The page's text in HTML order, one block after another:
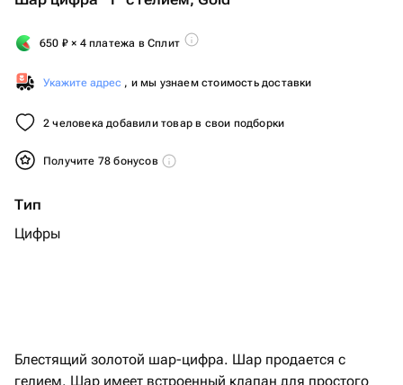
650 ₽ × 4 платежа в Сплит
Укажите адрес , и мы узнаем стоимость доставки
2 человека добавили товар в свои подборки
Получите 78 бонусов
Тип
Цифры
Блестящий золотой шар-цифра. Шар продается с
гелием. Шар имеет встроенный клапан для простого